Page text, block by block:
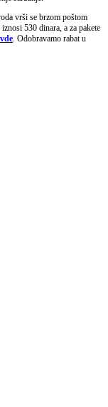
vrši se brzom poštom
530 dinara, a za pakete
. Odobravamo rabat u